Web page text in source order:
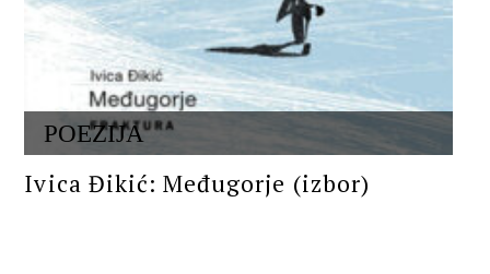
POEZIJA
Ivica Đikić: Međugorje (izbor)